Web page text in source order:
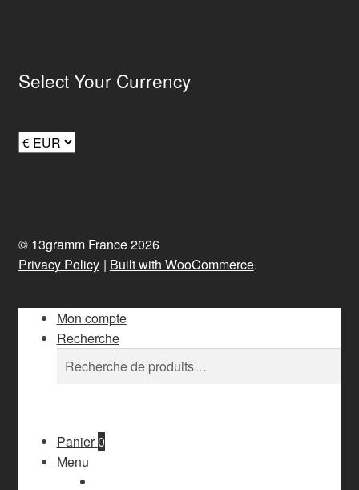
Select Your Currency
© 13gramm France 2026
Privacy Policy
Built with WooCommerce.
Mon compte
Recherche
Recherche
pour :
Recherche
Panier0
Menu